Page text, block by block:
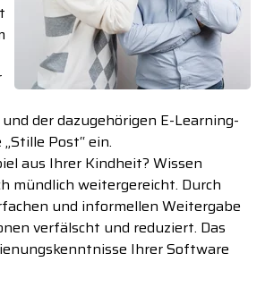
derdazugehörigen E-Learning-
„Stille Post“ein.
aus Ihrer Kindheit? Wissen
mündlich weitergereicht. Durch
und informellen Weitergabe
verfälscht und reduziert. Das
Ihrer Software